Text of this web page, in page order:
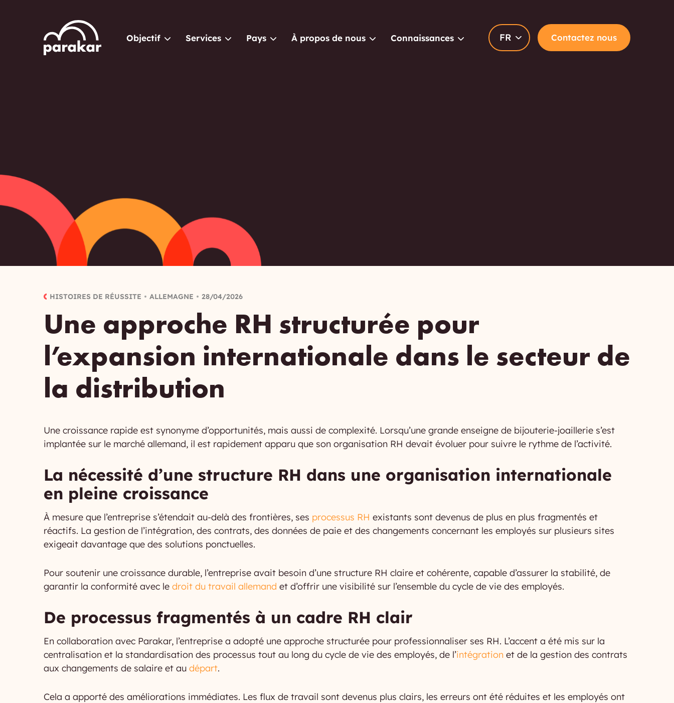
Objectif Services Pays À propos de nous Connaissances FR Contactez nous
HISTOIRES DE RÉUSSITE ALLEMAGNE 28/04/2026
Une approche RH structurée pour
l’expansion internationale dans le secteur de
la distribution
Une croissance rapide est synonyme d’opportunités, mais aussi de complexité. Lorsqu’une grande enseigne de bijouterie-joaillerie s’est
implantée sur le marché allemand, il est rapidement apparu que son organisation RH devait évoluer pour suivre le rythme de l’activité.
La nécessité d’une structure RH dans une organisation internationale
en pleine croissance
À mesure que l’entreprise s’étendait au-delà des frontières, ses processus RH existants sont devenus de plus en plus fragmentés et
réactifs. La gestion de l’intégration, des contrats, des données de paie et des changements concernant les employés sur plusieurs sites
exigeait davantage que des solutions ponctuelles.
Pour soutenir une croissance durable, l’entreprise avait besoin d’une structure RH claire et cohérente, capable d’assurer la stabilité, de
garantir la conformité avec le droit du travail allemand et d’offrir une visibilité sur l’ensemble du cycle de vie des employés.
De processus fragmentés à un cadre RH clair
En collaboration avec Parakar, l’entreprise a adopté une approche structurée pour professionnaliser ses RH. L’accent a été mis sur la
centralisation et la standardisation des processus tout au long du cycle de vie des employés, de l’intégration et de la gestion des contrats
aux changements de salaire et au départ.
Cela a apporté des améliorations immédiates. Les flux de travail sont devenus plus clairs, les erreurs ont été réduites et les employés ont